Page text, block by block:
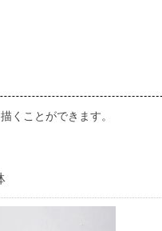
くことができます。